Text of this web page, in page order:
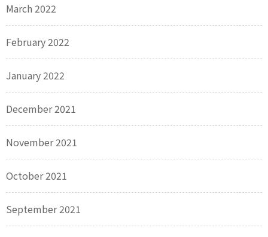
March 2022
February 2022
January 2022
December 2021
November 2021
October 2021
September 2021